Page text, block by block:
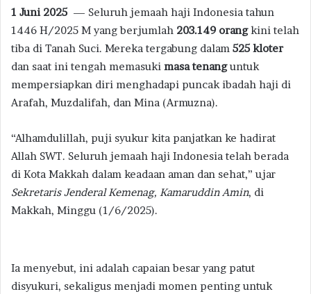
1 Juni 2025 — Seluruh jemaah haji Indonesia tahun
1446 H/2025 M yang berjumlah 203.149 orangkini telah
tiba di Tanah Suci. Mereka tergabung dalam 525 kloter
dan saat ini tengah memasuki masa tenanguntuk
mempersiapkan diri menghadapi puncak ibadah haji di
Arafah, Muzdalifah, dan Mina (Armuzna).
“Alhamdulillah, puji syukur kita panjatkan ke hadirat
Allah SWT. Seluruh jemaah haji Indonesia telah berada
di Kota Makkah dalam keadaan aman dan sehat,” ujar
Sekretaris Jenderal Kemenag, Kamaruddin Amin, di
Makkah, Minggu (1/6/2025).
Ia menyebut, ini adalah capaian besar yang patut
disyukuri, sekaligus menjadi momen penting untuk